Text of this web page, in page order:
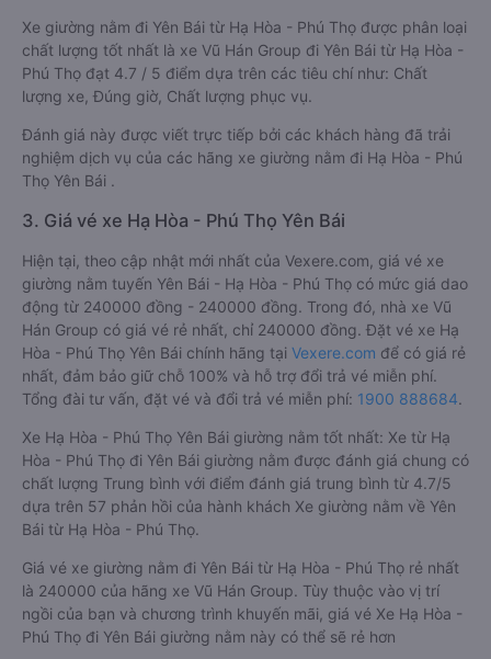
Xe giường nằm đi Yên Bái từ Hạ Hòa - Phú Thọ được phân loại
chất lượng tốt nhất là xe Vũ Hán Group đi Yên Bái từ Hạ Hòa -
Phú Thọ đạt 4.7 / 5 điểm dựa trên các tiêu chí như: Chất
lượng xe, Đúng giờ, Chất lượng phục vụ.
Đánh giá này được viết trực tiếp bởi các khách hàng đã trải
nghiệm dịch vụ của các hãng xe giường nằm đi Hạ Hòa - Phú
Thọ Yên Bái .
3. Giá vé xe Hạ Hòa - Phú Thọ Yên Bái
Hiện tại, theo cập nhật mới nhất của Vexere.com, giá vé xe
giường nằm tuyến Yên Bái - Hạ Hòa - Phú Thọ có mức giá dao
động từ 240000 đồng - 240000 đồng. Trong đó, nhà xe Vũ
Hán Group có giá vé rẻ nhất, chỉ 240000 đồng. Đặt vé xe Hạ
Hòa - Phú Thọ Yên Bái chính hãng tại Vexere.com để có giá rẻ
nhất, đảm bảo giữ chỗ 100% và hỗ trợ đổi trả vé miễn phí.
Tổng đài tư vấn, đặt vé và đổi trả vé miễn phí: 1900 888684.
Xe Hạ Hòa - Phú Thọ Yên Bái giường nằm tốt nhất: Xe từ Hạ
Hòa - Phú Thọ đi Yên Bái giường nằm được đánh giá chung có
chất lượng Trung bình với điểm đánh giá trung bình từ 4.7/5
dựa trên 57 phản hồi của hành khách Xe giường nằm về Yên
Bái từ Hạ Hòa - Phú Thọ.
Giá vé xe giường nằm đi Yên Bái từ Hạ Hòa - Phú Thọ rẻ nhất
là 240000 của hãng xe Vũ Hán Group. Tùy thuộc vào vị trí
ngồi của bạn và chương trình khuyến mãi, giá vé Xe Hạ Hòa -
Phú Thọ đi Yên Bái giường nằm này có thể sẽ rẻ hơn